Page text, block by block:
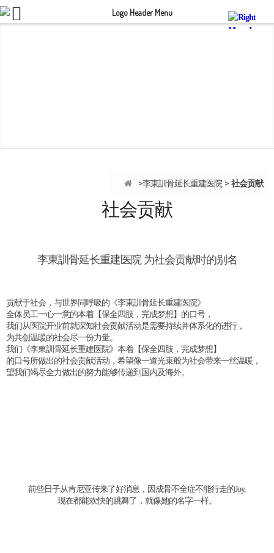
李東訓骨延长重建医院 社会贡献
社会贡献
李東訓骨延长重建医院 为社会贡献时的别名
贡献于社会，与世界同呼吸的《李東訓骨延长重建医院》
全体员工一心一意的本着【保全四肢，完成梦想】的口号，
我们从医院开业前就深知社会贡献活动是需要持续并体系化的进行，
为共创温暖的社会尽一份力量。
我们《李東訓骨延长重建医院》本着【保全四肢，完成梦想】
的口号所做出的社会贡献活动，希望像一道光束般为社会带来一丝温暖，
望我们竭尽全力做出的努力能够传递到国内及海外。
前些日子从肯尼亚传来了好消息，因成骨不全症不能行走的Joy,
现在都能欢快的跳舞了，就像她的名字一样。